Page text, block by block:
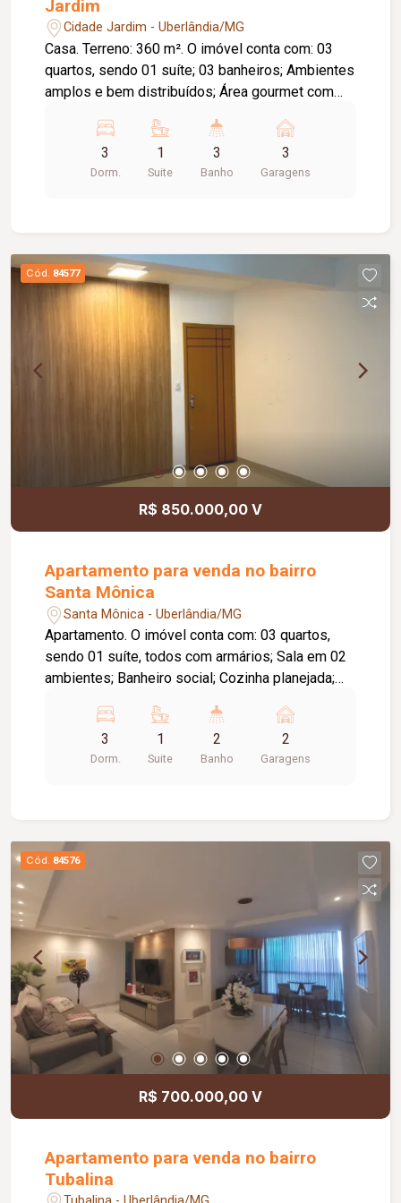
Jardim
Cidade Jardim - Uberlândia/MG
Casa. Terreno: 360 m². O imóvel conta com: 03
quartos, sendo 01 suíte; 03 banheiros; Ambientes
amplos e bem distribuídos; Área gourmet com
Diferenciais: Área de lazer completa; Excelente
localização, com fácil acesso aos principais
comércios e serviços da região; Ideal para quem
3
Dorm.
1
Suite
3
Banho
3
Garagens
Cód. 84577
R$ 850.000,00 V
Apartamento para venda no bairro
Santa Mônica
Santa Mônica - Uberlândia/MG
Apartamento. O imóvel conta com: 03 quartos,
sendo 01 suíte, todos com armários; Sala em 02
ambientes; Banheiro social; Cozinha planejada;
churrasqueira a carvão; 02 vagas de garagem
livres e cobertas; O condomínio conta com: Salão
de festas completo; Brinquedoteca; 02
conforto e praticidade.
3
Dorm.
1
Suite
2
Banho
2
Garagens
Cód. 84576
R$ 700.000,00 V
Apartamento para venda no bairro
Tubalina